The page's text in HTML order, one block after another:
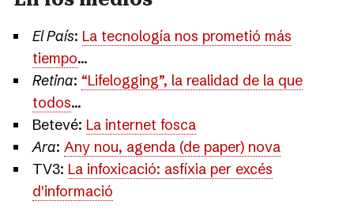
El País: La tecnología nos prometió más
tiempo...
Retina: “Lifelogging”, la realidad de la que
todos...
Betevé: La internet fosca
Ara: Any nou, agenda (de paper) nova
TV3: La infoxicació: asfíxia per excés
d'informació